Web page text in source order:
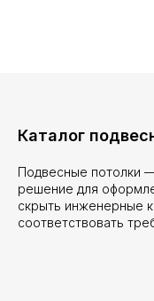
Каталог
Подвесные потолки
решение для
скрыть инженерные
соответствовать